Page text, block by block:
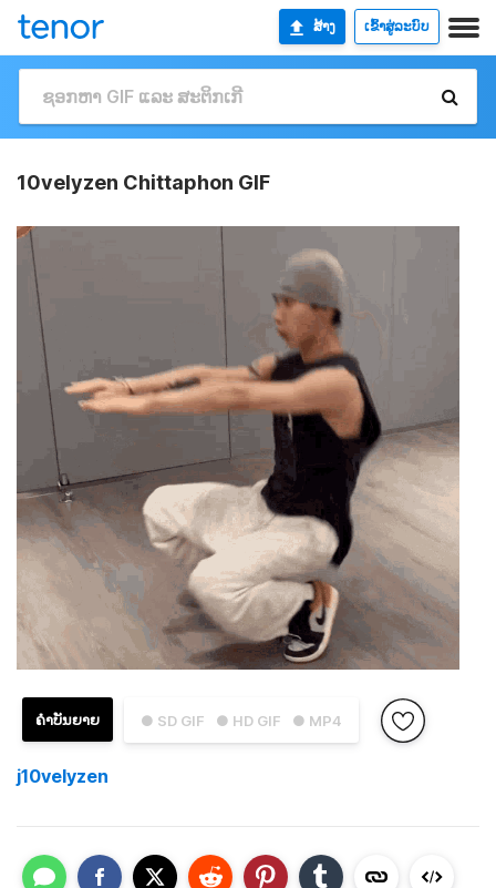
ສ້າງ ເຂົ້າສູ່ລະບົບ
10velyzen Chittaphon GIF
● SD GIF ● HD GIF ● MP4
ຄຳບັນຍາຍ
j10velyzen